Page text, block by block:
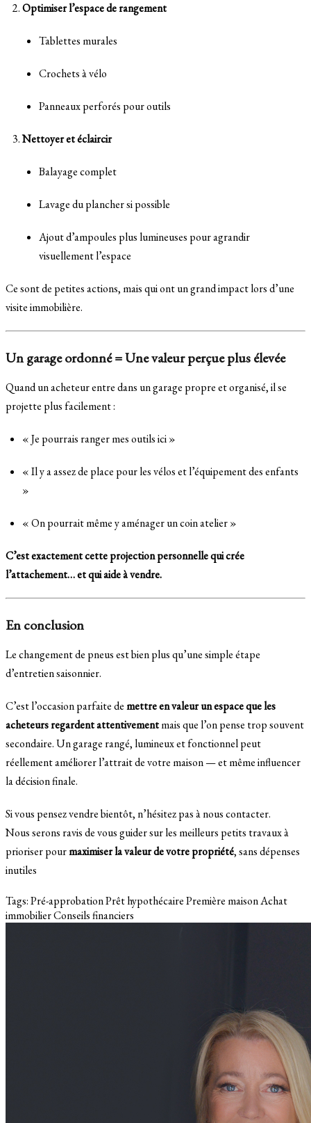
Optimiser l’espace de rangement
Tablettes murales
Crochets à vélo
Panneaux perforés pour outils
Nettoyer et éclaircir
Balayage complet
Lavage du plancher si possible
Ajout d’ampoules plus lumineuses pour agrandir
visuellement l’espace
Ce sont de petites actions, mais qui ont un grand impact lors d’une
visite immobilière.
Un garage ordonné = Une valeur perçue plus élevée
Quand un acheteur entre dans un garage propre et organisé, il se
projette plus facilement :
« Je pourrais ranger mes outils ici »
« Il y a assez de place pour les vélos et l’équipement des enfants
»
« On pourrait même y aménager un coin atelier »
C’est exactement cette projection personnelle qui crée
l’attachement… et qui aide à vendre.
En conclusion
Le changement de pneus est bien plus qu’une simple étape
d’entretien saisonnier.
C’est l’occasion parfaite demettre en valeur un espace que les
acheteurs regardent attentivementmais que l’on pense trop souvent
secondaire. Un garage rangé, lumineux et fonctionnel peut
réellement améliorer l’attrait de votre maison — et même influencer
la décision finale.
Si vous pensez vendre bientôt, n’hésitez pas à nous contacter.
Nous serons ravis de vous guider sur les meilleurs petits travaux à
prioriser pourmaximiser la valeur de votre propriété, sans dépenses
inutiles
Tags:Pré-approbationPrêt hypothécairePremière maisonAchat
immobilierConseils financiers